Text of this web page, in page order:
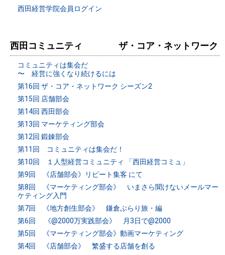
西田経営学院会員ログイン
西田コミュニティ ザ・コア・ネットワーク
コミュニティは集会だ
〜 経営に強くなり続けるには
第16回 ザ・コア・ネットワーク シーズン2
第15回 店舗部会
第14回 西田部会
第13回 マーケティング部会
第12回 鍛錬部会
第11回 コミュニティは集会だ！
第10回 １人型経営コミュニティ 「西田経営コミュ」
第9回 《店舗部会》リピート集客 にて
第8回 《マーケティング部会》 いまさら聞けないメールマー
ケティング入門
第7回 《地方創生部会》 鎌倉ぶらり旅・編
第6回 《@2000万実践部会》 月3日で@2000
第5回 《マーケティング部会》動画マーケティング
第4回 《店舗部会》 繁盛する店舗を創る